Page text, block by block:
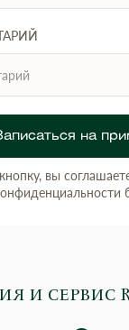
на
вы
И СЕРВИС